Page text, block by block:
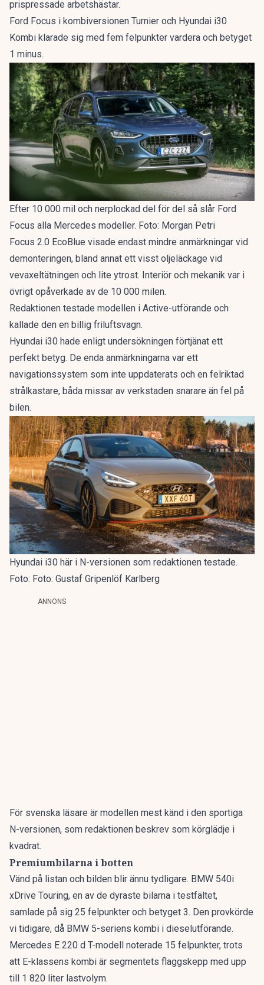
prispressade arbetshästar.
Ford Focus i kombiversionen Turnier och Hyundai i30
Kombi klarade sig med fem felpunkter vardera och betyget
1 minus.
Efter 10 000 mil och nerplockad del för del så slår Ford
Focus alla Mercedes modeller. Foto: Morgan Petri
Focus 2.0 EcoBlue visade endast mindre anmärkningar vid
demonteringen, bland annat ett visst oljeläckage vid
vevaxeltätningen och lite ytrost. Interiör och mekanik var i
övrigt opåverkade av de 10 000 milen.
Redaktionen testade modellen i Active-utförande och
kallade den en billig friluftsvagn.
Hyundai i30 hade enligt undersökningen förtjänat ett
perfekt betyg. De enda anmärkningarna var ett
navigationssystem som inte uppdaterats och en felriktad
strålkastare, båda missar av verkstaden snarare än fel på
bilen.
Hyundai i30 här i N-versionen som redaktionen testade.
Foto: Foto: Gustaf Gripenlöf Karlberg
ANNONS
För svenska läsare är modellen mest känd i den sportiga
N-versionen, som redaktionen beskrev som körglädje i
kvadrat.
Premiumbilarna i botten
Vänd på listan och bilden blir ännu tydligare. BMW 540i
xDrive Touring, en av de dyraste bilarna i testfältet,
samlade på sig 25 felpunkter och betyget 3. Den provkörde
vi tidigare, då BMW 5-seriens kombi i dieselutförande.
Mercedes E 220 d T-modell noterade 15 felpunkter, trots
att E-klassens kombi är segmentets flaggskepp med upp
till 1 820 liter lastvolym.